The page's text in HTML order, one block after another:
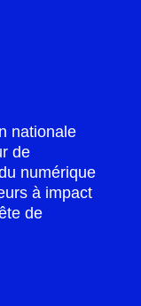
nationale
de
numérique
à impact
de